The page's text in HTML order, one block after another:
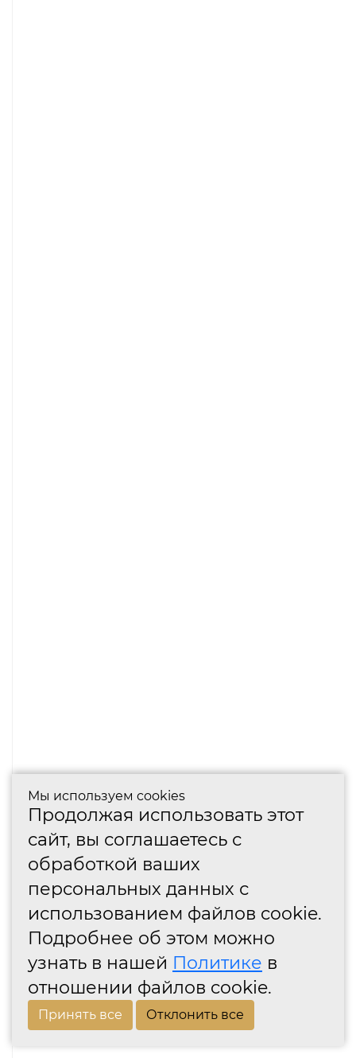
Мы используем cookies
Продолжая использовать этот
сайт, вы соглашаетесь с
обработкой ваших
персональных данных с
использованием файлов cookie.
Подробнее об этом можно
узнать в нашей Политике в
отношении файлов cookie.
Принять все Отклонить все